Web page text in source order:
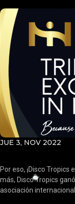
JUE 3, NOV 2022
Por eso, ¡Disco Tropics
más, Disco Tropics
asociación